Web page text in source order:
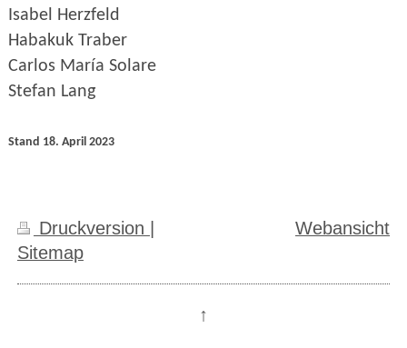
Isabel Herzfeld
Habakuk Traber
Carlos María Solare
Stefan Lang
Stand 18. April 2023
Druckversion
Sitemap
Webansicht
↑